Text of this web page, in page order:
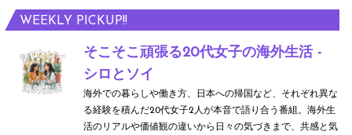
WEEKLY PICKUP!!
そこそこ頑張る20代女子の海外生活 -
シロとソイ
海外での暮らしや働き方、日本への帰国など、それぞれ異な
る経験を積んだ20代女子2人が本音で語り合う番組。海外生
活のリアルや価値観の違いから日々の気づきまで、共感と気